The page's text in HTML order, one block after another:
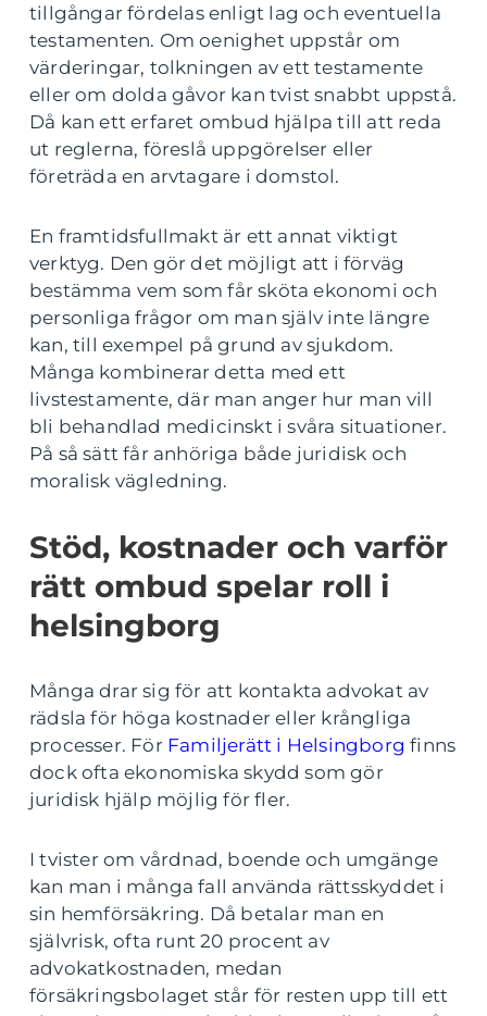
tillgångar fördelas enligt lag och eventuella
testamenten. Om oenighet uppstår om
värderingar, tolkningen av ett testamente
eller om dolda gåvor kan tvist snabbt uppstå.
Då kan ett erfaret ombud hjälpa till att reda
ut reglerna, föreslå uppgörelser eller
företräda en arvtagare i domstol.
En framtidsfullmakt är ett annat viktigt
verktyg. Den gör det möjligt att i förväg
bestämma vem som får sköta ekonomi och
personliga frågor om man själv inte längre
kan, till exempel på grund av sjukdom.
Många kombinerar detta med ett
livstestamente, där man anger hur man vill
bli behandlad medicinskt i svåra situationer.
På så sätt får anhöriga både juridisk och
moralisk vägledning.
Stöd, kostnader och varför
rätt ombud spelar roll i
helsingborg
Många drar sig för att kontakta advokat av
rädsla för höga kostnader eller krångliga
processer. För Familjerätt i Helsingborg finns
dock ofta ekonomiska skydd som gör
juridisk hjälp möjlig för fler.
I tvister om vårdnad, boende och umgänge
kan man i många fall använda rättsskyddet i
sin hemförsäkring. Då betalar man en
självrisk, ofta runt 20 procent av
advokatkostnaden, medan
försäkringsbolaget står för resten upp till ett